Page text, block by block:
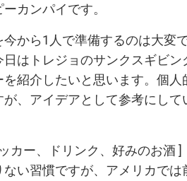
カンパイです。
今から1人で準備するのは大変
日はトレジョのサンクスギビ
紹介したいと思います。個
、アイデアとして参考にして
カー、ドリンク、好みのお酒 ]
ない習慣ですが、アメリカで